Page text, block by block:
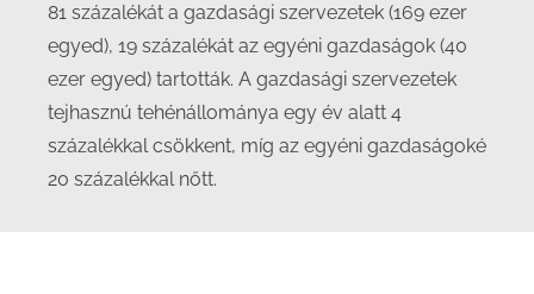
81 százalékát a gazdasági szervezetek (169 ezer
egyed), 19 százalékát az egyéni gazdaságok (40
ezer egyed) tartották. A gazdasági szervezetek
tejhasznú tehénállománya egy év alatt 4
százalékkal csökkent, míg az egyéni gazdaságoké
20 százalékkal nőtt.